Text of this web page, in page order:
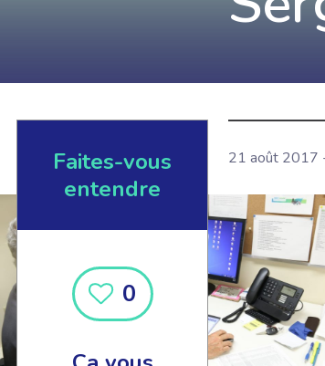
Que des solutions concrètes et
EN SAVOIR +
Faites-vous
entendre
0
21 août 2017